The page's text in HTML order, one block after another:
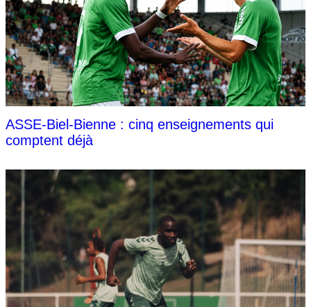
ASSE-Biel-Bienne : cinq enseignements qui
comptent déjà